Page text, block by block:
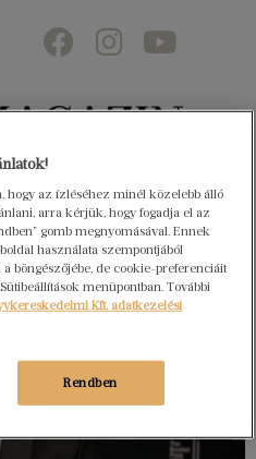
olvasókig
hogy az ízléséhez minél közelebb álló
arra kérjük, hogy fogadja el az
gomb megnyomásával. Ennek
használata szempontjából
böngészőjébe, de cookie-preferenciáit
menüpontban. További
Kft. adatkezelési
Rendben